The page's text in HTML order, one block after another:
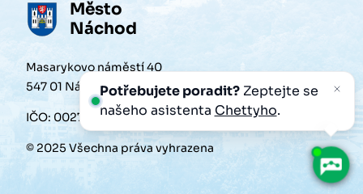
Město
Náchod
Masarykovo náměstí 40
547 01 Náchod
IČO: 00272868
© 2025 Všechna práva vyhrazena
Potřebujete poradit?Zeptejte se
našeho asistenta Chettyho.